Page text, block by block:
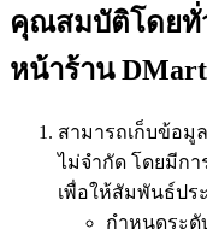
คุณสมบัติโดยทั่
หน้าร้าน
สามารถเก็บข้อ
ไม่จำกัด โดยมีก
เพื่อให้สัมพันธ์ปร
กำหนดระดั